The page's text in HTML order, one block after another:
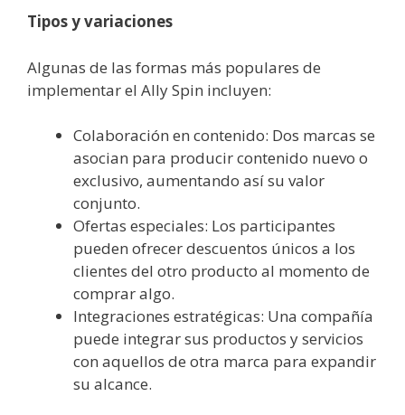
Tipos y variaciones
Algunas de las formas más populares de
implementar el Ally Spin incluyen:
Colaboración en contenido: Dos marcas se
asocian para producir contenido nuevo o
exclusivo, aumentando así su valor
conjunto.
Ofertas especiales: Los participantes
pueden ofrecer descuentos únicos a los
clientes del otro producto al momento de
comprar algo.
Integraciones estratégicas: Una compañía
puede integrar sus productos y servicios
con aquellos de otra marca para expandir
su alcance.